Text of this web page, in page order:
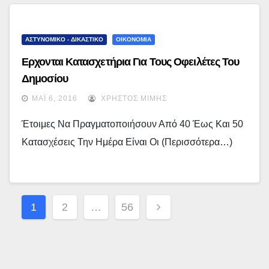
ΑΣΤΥΝΟΜΙΚΟ - ΔΙΚΑΣΤΙΚΟ ΟΙΚΟΝΟΜΙΑ
Ερχονται Κατασχετήρια Για Τους Οφειλέτες Του
Δημοσίου
ΜΆΙ 6, 2016 ΧΡΉΣΤΟΣ ΜΊΜΗΣ
Έτοιμες Να Πραγματοποιήσουν Από 40 Έως Και 50
Κατασχέσεις Την Ημέρα Είναι Οι (περισσότερα…)
Σελιδοποίηση
Άρθρων
1 2 … 56